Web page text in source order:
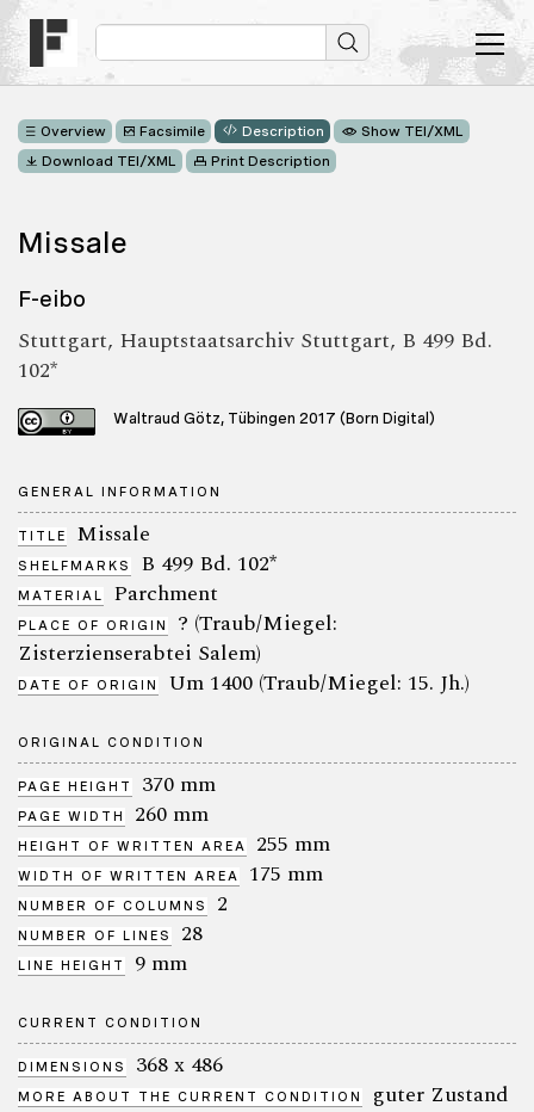
Overview Facsimile Description
Show TEI/XML
Download TEI/XML
Print Description
Missale
F-eibo
Stuttgart, Hauptstaatsarchiv Stuttgart, B 499 Bd.
102*
Waltraud Götz, Tübingen 2017 (Born Digital)
GENERAL INFORMATION
TITLE Missale
SHELFMARKS B 499 Bd. 102*
MATERIAL Parchment
PLACE OF ORIGIN
? (Traub/Miegel:
Zisterzienserabtei Salem)
DATE OF ORIGIN Um 1400 (Traub/Miegel: 15. Jh.)
ORIGINAL CONDITION
PAGE HEIGHT 370 mm
PAGE WIDTH 260 mm
HEIGHT OF WRITTEN AREA 255 mm
WIDTH OF WRITTEN AREA 175 mm
NUMBER OF COLUMNS 2
NUMBER OF LINES 28
LINE HEIGHT 9 mm
CURRENT CONDITION
DIMENSIONS 368 x 486
MORE ABOUT THE CURRENT CONDITION guter Zustand